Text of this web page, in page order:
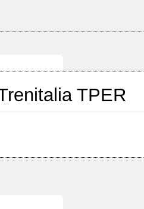
TPER